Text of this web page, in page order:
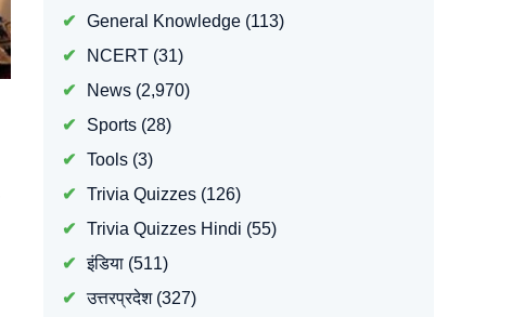
General Knowledge(113)
NCERT(31)
News(2,970)
Sports(28)
Tools(3)
Trivia Quizzes(126)
Trivia Quizzes Hindi (55)
इंडिया(511)
उत्तरप्रदेश(327)